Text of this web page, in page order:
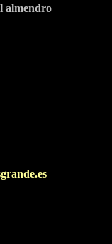
almendro